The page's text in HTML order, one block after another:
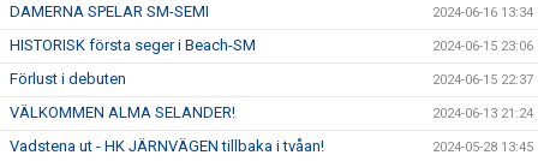
DAMERNA SPELAR SM-SEMI 2024-06-16 13:34
HISTORISK första seger i Beach-SM 2024-06-15 23:06
Förlust i debuten 2024-06-15 22:37
VÄLKOMMEN ALMA SELANDER! 2024-06-13 21:24
Vadstena ut - HK JÄRNVÄGEN tillbaka i tvåan! 2024-05-28 13:45